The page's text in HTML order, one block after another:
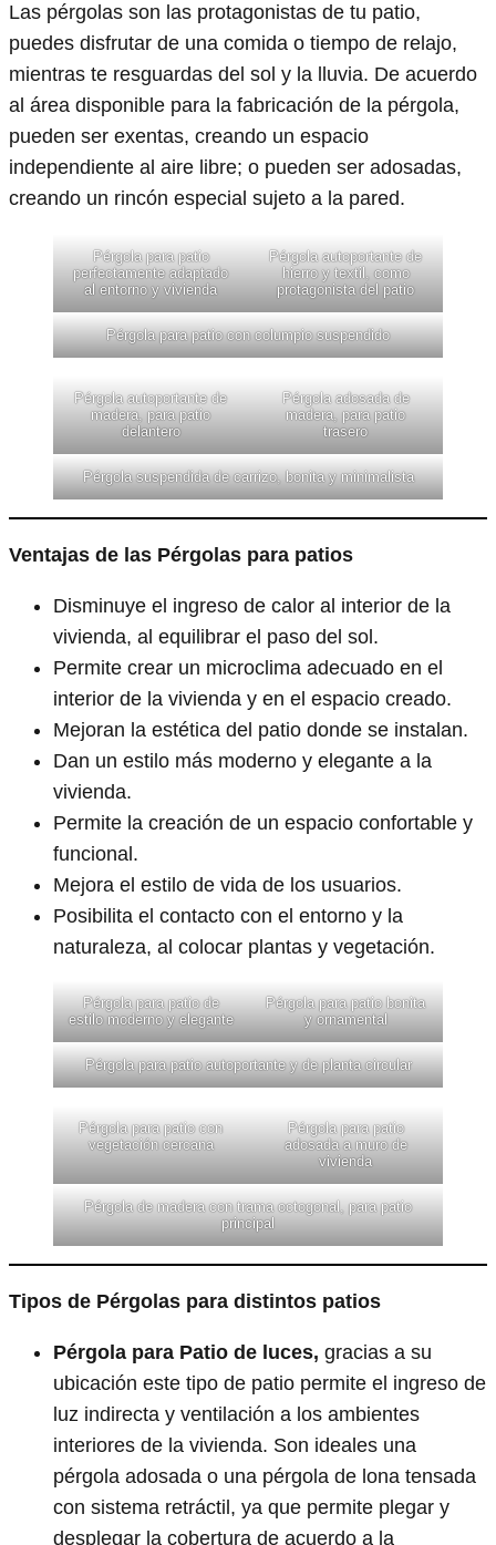
Las pérgolas son las protagonistas de tu patio,
puedes disfrutar de una comida o tiempo de relajo,
mientras te resguardas del sol y la lluvia. De acuerdo
al área disponible para la fabricación de la pérgola,
pueden ser exentas, creando un espacio
independiente al aire libre; o pueden ser adosadas,
creando un rincón especial sujeto a la pared.
Pérgola para patio
perfectamente adaptado
al entorno y vivienda
Pérgola autoportante de
hierro y textil, como
protagonista del patio
Pérgola para patio con columpio suspendido
Pérgola autoportante de
madera, para patio
delantero
Pérgola adosada de
madera, para patio
trasero
Pérgola suspendida de carrizo, bonita y minimalista
Ventajas de las Pérgolas para patios
Disminuye el ingreso de calor al interior de la
vivienda, al equilibrar el paso del sol.
Permite crear un microclima adecuado en el
interior de la vivienda y en el espacio creado.
Mejoran la estética del patio donde se instalan.
Dan un estilo más moderno y elegante a la
vivienda.
Permite la creación de un espacio confortable y
funcional.
Mejora el estilo de vida de los usuarios.
Posibilita el contacto con el entorno y la
naturaleza, al colocar plantas y vegetación.
Pérgola para patio de
estilo moderno y elegante
Pérgola para patio bonita
y ornamental
Pérgola para patio autoportante y de planta circular
Pérgola para patio con
vegetación cercana
Pérgola para patio
adosada a muro de
vivienda
Pérgola de madera con trama octogonal, para patio
principal
Tipos de Pérgolas para distintos patios
Pérgola para Patio de luces, gracias a su
ubicación este tipo de patio permite el ingreso de
luz indirecta y ventilación a los ambientes
interiores de la vivienda. Son ideales una
pérgola adosada o una pérgola de lona tensada
con sistema retráctil, ya que permite plegar y
desplegar la cobertura de acuerdo a la